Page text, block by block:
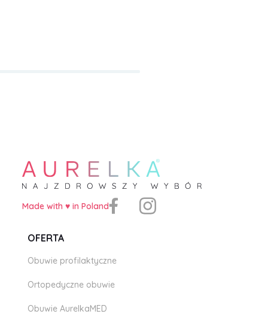
Made with ♥️ in Poland
OFERTA
Obuwie profilaktyczne
Ortopedyczne obuwie
Obuwie AurelkaMED